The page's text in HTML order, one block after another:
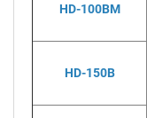
HD-100BM
HD-150B